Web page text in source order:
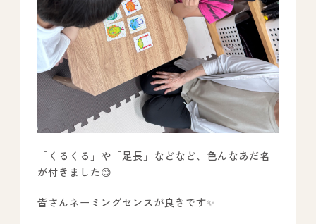
「くるくる」や「足長」などなど、色んなあだ名
が付きました😊
皆さんネーミングセンスが良きです✨️